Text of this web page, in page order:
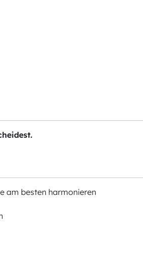
am besten harmonieren